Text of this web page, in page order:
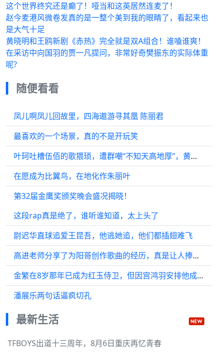
这个世界终究还是癫了！哑当和这英居然连麦了！
赵今麦港风微卷发真的是一整个美到我的眼睛了，看起来也
是大气十足
黄晓明和王鸥新剧《赤热》完全就是双A组合！谁嗑谁爽！
在采访中向国羽的贾一凡提问，非常好奇樊振东的实际体重
呢?
随便看看
凤儿啊凤儿回故里，四海遨游寻其凰 陈丽君
最喜欢的一个场景，真的不是开玩笑
叶珂吐槽伍佰的歌猥琐，遭群嘲“不知天高地厚”，黄晓明回应了
在愿成为比翼鸟，在地化作朱丽叶
第32届金鹰奖颁奖晚会盛况揭晓！
这段rap真是绝了，谁听谁知道，太上头了
尉迟华直球追爱王昆吾，他逃她追，他们都插翅难飞
高进老师分享了为阳哥创作歌曲的经历，真是让人捧腹！
金繁在8岁那年已成为红玉侍卫，但因宫鸿羽安排他成为宫子羽的贴身侍卫…
潘展乐两句话逼疯切孔
最新生活
TFBOYS出道十三周年，8月6日重庆再忆青春